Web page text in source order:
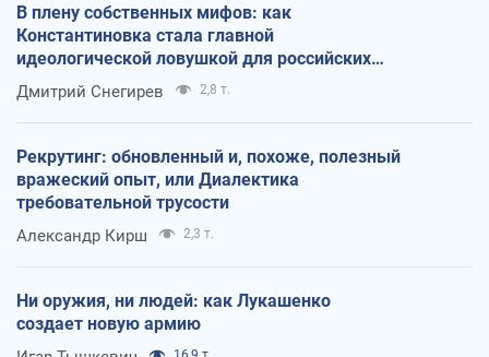
В плену собственных мифов: как
Константиновка стала главной
идеологической ловушкой для российских
оккупантов
Дмитрий Снегирев 2,8 т.
Рекрутинг: обновленный и, похоже, полезный
вражеский опыт, или Диалектика
требовательной трусости
Александр Кирш 2,3 т.
Ни оружия, ни людей: как Лукашенко
создает новую армию